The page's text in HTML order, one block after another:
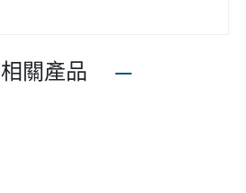
相關產品